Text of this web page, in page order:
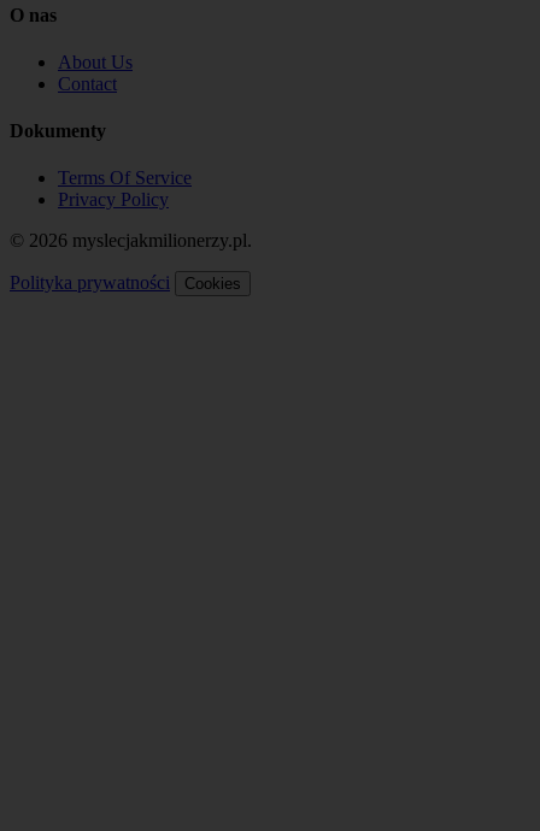
O nas
About Us
Contact
Dokumenty
Terms Of Service
Privacy Policy
© 2026 myslecjakmilionerzy.pl.
Polityka prywatności Cookies